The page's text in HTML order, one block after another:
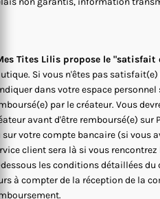
Tites Lilis propose le "satisfait
Si vous n'êtes pas
dans votre espace
par le créateur. Vous
avant d'être remboursé(e) sur
sur votre compte bancaire (si vous
client sera là si vous
les conditions détaillées du
à compter de la réception de la